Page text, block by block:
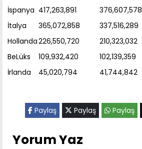
İspanya 417,263,891 376,607,578
İtalya
365,072,858 337,516,289
Hollanda226,550,720 210,323,032
BeLüks
109,932,420 102,139,359
İrlanda
45,020,794 41,744,842
Paylaş Paylaş Paylaş
Yorum Yaz